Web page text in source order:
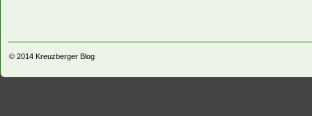
© 2014 Kreuzberger Blog